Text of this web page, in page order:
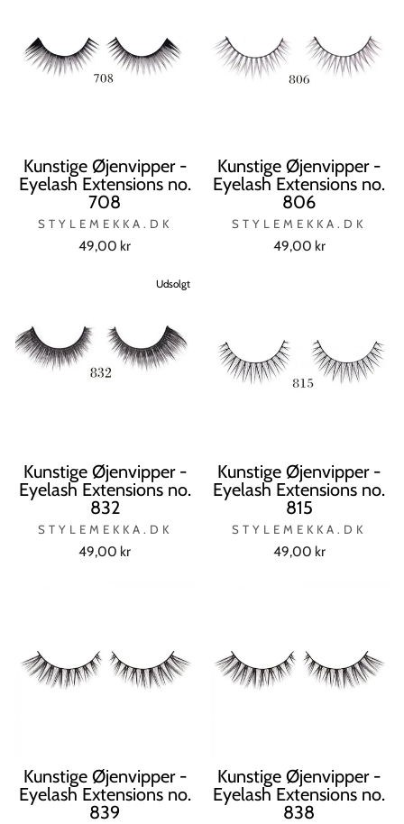
Kunstige Øjenvipper -
Eyelash Extensions no.
708
STYLEMEKKA.DK
49,00 kr
Kunstige Øjenvipper -
Eyelash Extensions no.
806
STYLEMEKKA.DK
49,00 kr
Udsolgt
Kunstige Øjenvipper -
Eyelash Extensions no.
832
STYLEMEKKA.DK
49,00 kr
Kunstige Øjenvipper -
Eyelash Extensions no.
815
STYLEMEKKA.DK
49,00 kr
Kunstige Øjenvipper -
Eyelash Extensions no.
839
Kunstige Øjenvipper -
Eyelash Extensions no.
838